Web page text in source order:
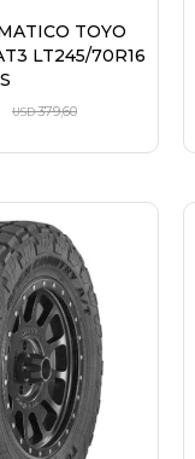
TOYO
LT245/70R16
USD379,60